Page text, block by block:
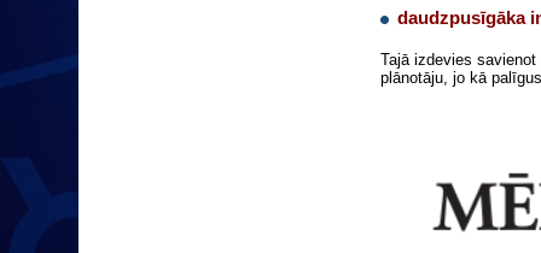
daudzpusīgāka
Tajā izdevies
plānotāju, jo kā